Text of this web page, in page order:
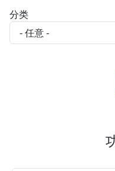
分类